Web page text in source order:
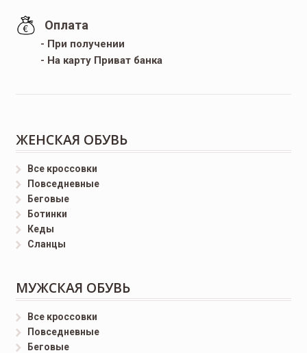
Оплата
- При получении
- На карту Приват банка
ЖЕНСКАЯ ОБУВЬ
Все кроссовки
Повседневные
Беговые
Ботинки
Кеды
Сланцы
МУЖСКАЯ ОБУВЬ
Все кроссовки
Повседневные
Беговые